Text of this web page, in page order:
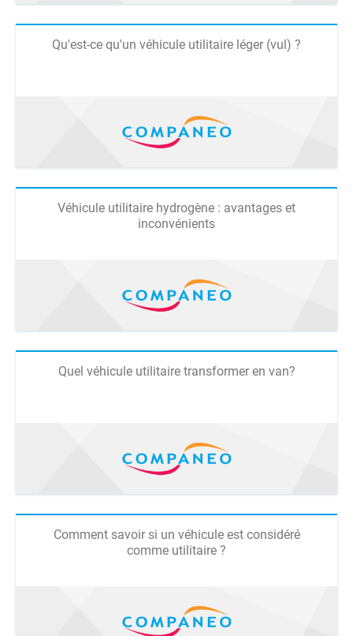
Qu'est-ce qu'un véhicule utilitaire léger (vul) ?
Véhicule utilitaire hydrogène : avantages et
inconvénients
Quel véhicule utilitaire transformer en van?
Comment savoir si un véhicule est considéré
comme utilitaire ?